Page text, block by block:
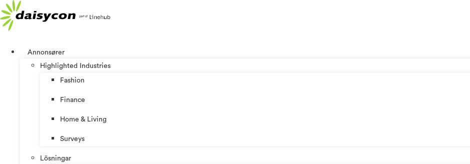
Hoppa
till
innehåll
Annonsører
Highlighted Industries
Fashion
Finance
Home & Living
Surveys
Lösningar